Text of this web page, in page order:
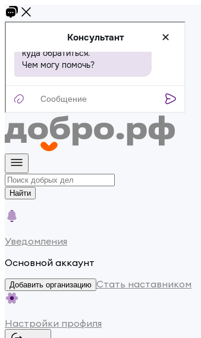
Найти
Уведомления
Основной аккаунт
Добавить организацию Стать наставником
Настройки профиля